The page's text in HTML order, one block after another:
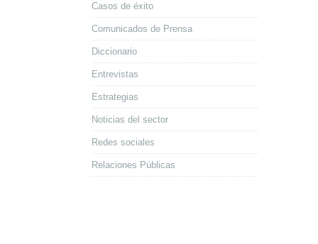
Casos de éxito
Comunicados de Prensa
Diccionario
Entrevistas
Estrategias
Noticias del sector
Redes sociales
Relaciones Públicas